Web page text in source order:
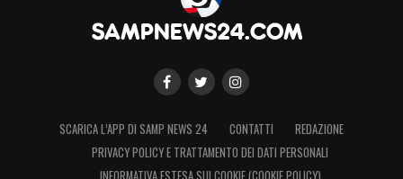
SCARICA L’APP DI SAMP NEWS 24 CONTATTI
REDAZIONE
PRIVACY POLICY E TRATTAMENTO DEI DATI PERSONALI